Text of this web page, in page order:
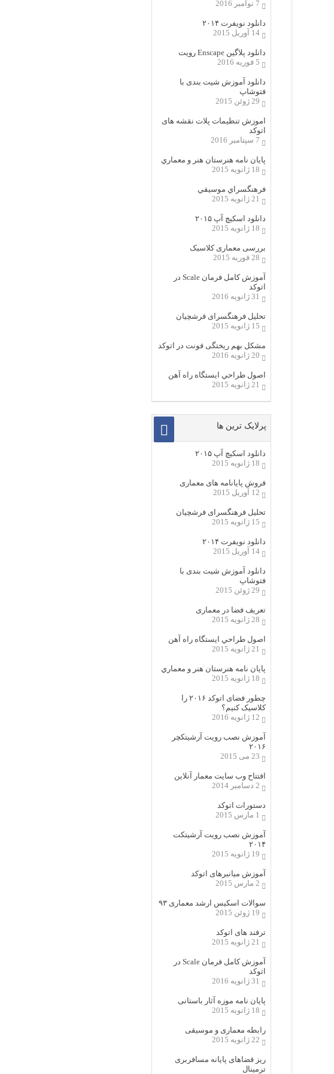
7 نوامبر 2016
دانلود نویفرت ۲۰۱۴
14 آوریل 2015
دانلود پلاگین Enscape رویت
5 فوریه 2016
دانلود آموزش شیت بندی با
فتوشاپ
29 ژوئن 2015
اموزش تنظیمات پلات نقشه های
اتوکد
7 سپتامبر 2016
پایان نامه هنرستان هنر و معماري
18 ژانویه 2015
فرهنگسراي موسيقي
21 ژانویه 2015
دانلود اسکیچ آپ ۲۰۱۵
18 ژانویه 2015
بررسی معماری کلاسیک
28 فوریه 2015
آموزش کامل فرمان Scale در
اتوکد
31 ژانویه 2016
تحلیل فرهنگسرای فرشچیان
15 ژانویه 2015
مشکل بهم ریختگی فونت در اتوکد
20 ژانویه 2016
اصول طراحي ایستگاه راه آهن
21 ژانویه 2015
پرلایک ترین ها
دانلود اسکیچ آپ ۲۰۱۵
18 ژانویه 2015
فروش پایانامه های معماری
12 آوریل 2015
تحلیل فرهنگسرای فرشچیان
15 ژانویه 2015
دانلود نویفرت ۲۰۱۴
14 آوریل 2015
دانلود آموزش شیت بندی با
فتوشاپ
29 ژوئن 2015
تعریف فضا در معماری
28 ژانویه 2015
اصول طراحي ایستگاه راه آهن
21 ژانویه 2015
پایان نامه هنرستان هنر و معماري
18 ژانویه 2015
چطور فضای اتوکد ۲۰۱۶ را
کلاسیک کنیم؟
12 ژانویه 2016
آموزش نصب رویت آرشیتکچر
۲۰۱۶
23 می 2015
افتتاح وب سایت معمار آنلاین
2 دسامبر 2014
دستورات اتوکد
1 مارس 2015
آموزش نصب رویت آرشیتکت
۲۰۱۴
19 ژانویه 2015
آموزش میانبرهای اتوکد
2 مارس 2015
سوالات اسکیس ارشد معماری ۹۳
19 ژوئن 2015
ترفند های اتوکد
21 ژانویه 2015
آموزش کامل فرمان Scale در
اتوکد
31 ژانویه 2016
پایان نامه موزه آثار باستانی
18 ژانویه 2015
رابطه معماری و موسیقی
22 ژانویه 2015
ریز فضاهای پایانه مسافربری
ترمینال